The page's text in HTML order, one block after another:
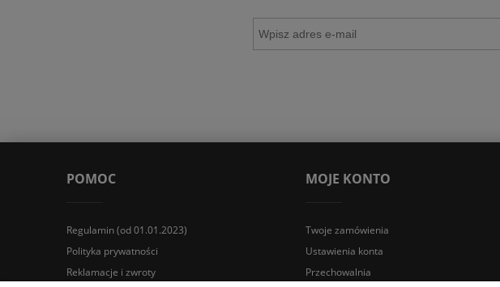
POMOC
Regulamin (od 01.01.2023)
Polityka prywatności
Reklamacje i zwroty
MOJE KONTO
Twoje zamówienia
Ustawienia konta
Przechowalnia